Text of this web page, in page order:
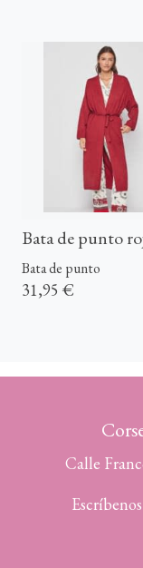
Bata de punto
Bata de punto
31,95 €
Calle